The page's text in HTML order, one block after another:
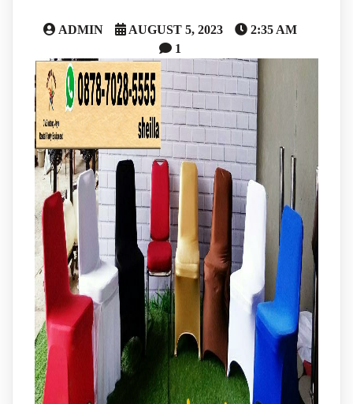
ADMIN AUGUST 5, 2023
2:35 AM
1